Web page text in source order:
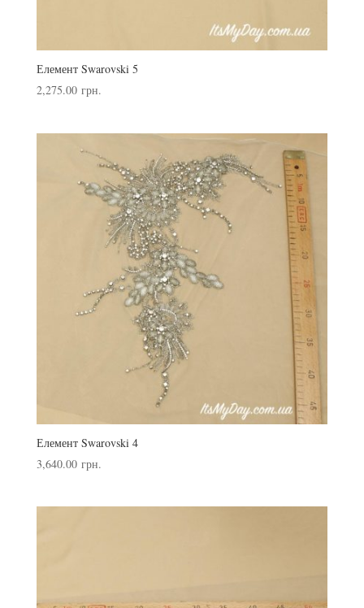
Елемент Swarovski 5
2,275.00 грн.
Елемент Swarovski 4
3,640.00 грн.